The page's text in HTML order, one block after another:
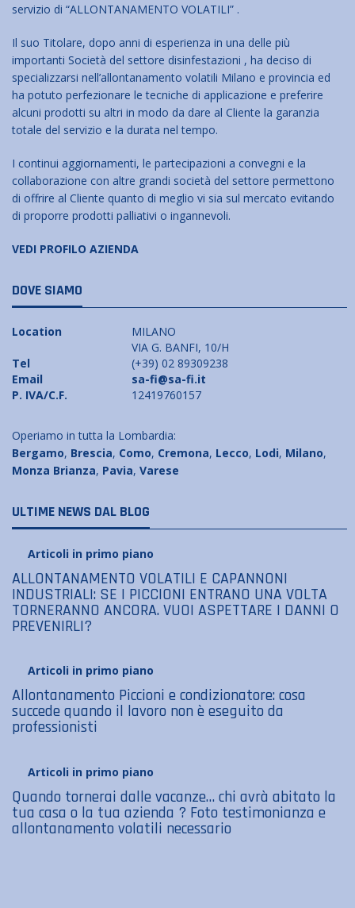
servizio di “ALLONTANAMENTO VOLATILI” .
Il suo Titolare, dopo anni di esperienza in una delle più
importanti Società del settore disinfestazioni , ha deciso di
specializzarsi nell’allontanamento volatili Milano e provincia ed
ha potuto perfezionare le tecniche di applicazione e preferire
alcuni prodotti su altri in modo da dare al Cliente la garanzia
totale del servizio e la durata nel tempo.
I continui aggiornamenti, le partecipazioni a convegni e la
collaborazione con altre grandi società del settore permettono
di offrire al Cliente quanto di meglio vi sia sul mercato evitando
di proporre prodotti palliativi o ingannevoli.
VEDI PROFILO AZIENDA
DOVE SIAMO
Location
MILANO
VIA G. BANFI, 10/H
Tel
(+39) 02 89309238
Email
sa-fi@sa-fi.it
P. IVA/C.F.
12419760157
Operiamo in tutta la Lombardia:
Bergamo, Brescia, Como, Cremona, Lecco, Lodi, Milano,
Monza Brianza, Pavia, Varese
ULTIME NEWS DAL BLOG
Articoli in primo piano
ALLONTANAMENTO VOLATILI E CAPANNONI
INDUSTRIALI: SE I PICCIONI ENTRANO UNA VOLTA
TORNERANNO ANCORA. VUOI ASPETTARE I DANNI O
PREVENIRLI?
Articoli in primo piano
Allontanamento Piccioni e condizionatore: cosa
succede quando il lavoro non è eseguito da
professionisti
Articoli in primo piano
Quando tornerai dalle vacanze… chi avrà abitato la
tua casa o la tua azienda ? Foto testimonianza e
allontanamento volatili necessario